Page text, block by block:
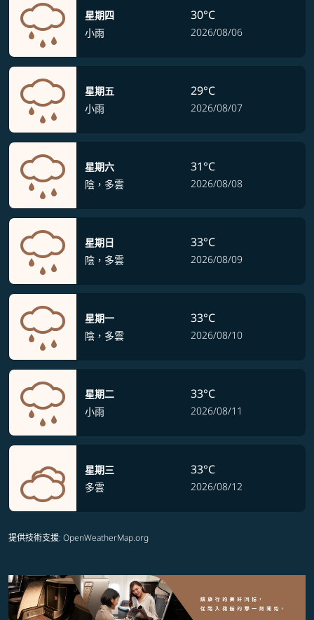
星期四
小雨
30°C
2026/08/06
星期五
小雨
29°C
2026/08/07
星期六
陰，多雲
31°C
2026/08/08
星期日
陰，多雲
33°C
2026/08/09
星期一
陰，多雲
33°C
2026/08/10
星期二
小雨
33°C
2026/08/11
星期三
多雲
33°C
2026/08/12
提供技術支援: OpenWeatherMap.org